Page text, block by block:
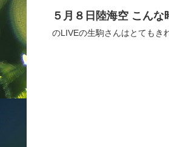
５月８日陸海空 こん
のLIVEの生駒さんはとてもき